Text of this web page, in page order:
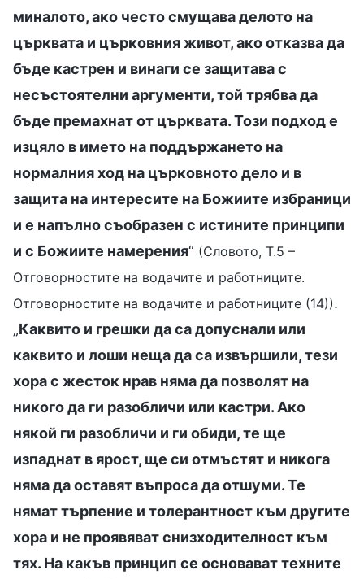
миналото, ако често смущава делото на
църквата и църковния живот, ако отказва да
бъде кастрен и винаги се защитава с
несъстоятелни аргументи, той трябва да
бъде премахнат от църквата. Този подход е
изцяло в името на поддържането на
нормалния ход на църковното дело и в
защита на интересите на Божиите избраници
и е напълно съобразен с истините принципи
и с Божиите намерения“ (Словото, Т.5 –
Отговорностите на водачите и работниците.
Отговорностите на водачите и работниците (14)).
„Каквито и грешки да са допуснали или
каквито и лоши неща да са извършили, тези
хора с жесток нрав няма да позволят на
никого да ги разобличи или кастри. Ако
някой ги разобличи и ги обиди, те ще
изпаднат в ярост, ще си отмъстят и никога
няма да оставят въпроса да отшуми. Те
нямат търпение и толерантност към другите
хора и не проявяват снизходителност към
тях. На какъв принцип се основават техните